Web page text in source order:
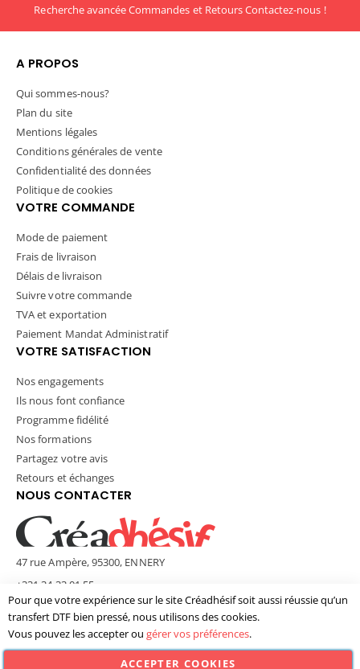
Recherche avancéeCommandes et RetoursContactez-nous !
A PROPOS
Qui sommes-nous?
Plan du site
Mentions légales
Conditions générales de vente
Confidentialité des données
Politique de cookies
VOTRE COMMANDE
Mode de paiement
Frais de livraison
Délais de livraison
Suivre votre commande
TVA et exportation
Paiement Mandat Administratif
VOTRE SATISFACTION
Nos engagements
Ils nous font confiance
Programme fidélité
Nos formations
Partagez votre avis
Retours et échanges
NOUS CONTACTER
47 rue Ampère, 95300, ENNERY
+331 34 33 01 55
contact@creadhesif.com
Lun - Ven / 9h30 - 12h00 & 14h00 - 17h00
Pour que votre expérience sur le site Créadhésif soit aussi réussie qu’un
transfert DTF bien pressé, nous utilisons des cookies.
Vous pouvez les accepter ou gérer vos préférences.
ACCEPTER COOKIES